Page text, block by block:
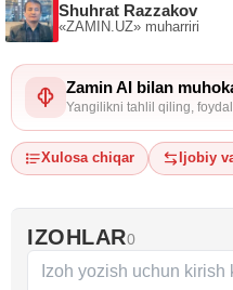
Shuhrat Razzakov
«ZAMIN.UZ» muharriri
Zamin AI bilan
Yangilikni tahlil qiling,
Xulosa chiqar Ijobiy
IZOHLAR0